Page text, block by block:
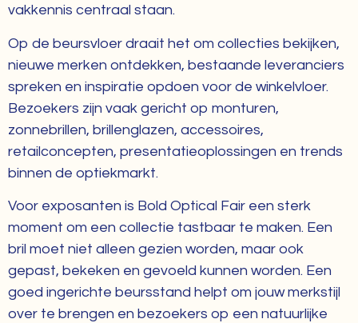
vakkennis centraal staan.
Op de beursvloer draait het om collecties bekijken,
nieuwe merken ontdekken, bestaande leveranciers
spreken en inspiratie opdoen voor de winkelvloer.
Bezoekers zijn vaak gericht op monturen,
zonnebrillen, brillenglazen, accessoires,
retailconcepten, presentatieoplossingen en trends
binnen de optiekmarkt.
Voor exposanten is Bold Optical Fair een sterk
moment om een collectie tastbaar te maken. Een
bril moet niet alleen gezien worden, maar ook
gepast, bekeken en gevoeld kunnen worden. Een
goed ingerichte beursstand helpt om jouw merkstijl
over te brengen en bezoekers op een natuurlijke